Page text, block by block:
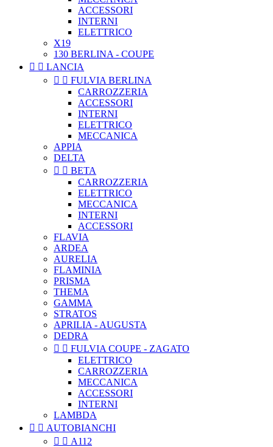
ACCESSORI
INTERNI
ELETTRICO
X19
130 BERLINA - COUPE
  LANCIA
  FULVIA BERLINA
CARROZZERIA
ACCESSORI
INTERNI
ELETTRICO
MECCANICA
APPIA
DELTA
  BETA
CARROZZERIA
ELETTRICO
MECCANICA
INTERNI
ACCESSORI
FLAVIA
ARDEA
AURELIA
FLAMINIA
PRISMA
THEMA
GAMMA
STRATOS
APRILIA - AUGUSTA
DEDRA
  FULVIA COUPE - ZAGATO
ELETTRICO
CARROZZERIA
MECCANICA
ACCESSORI
INTERNI
LAMBDA
  AUTOBIANCHI
  A112